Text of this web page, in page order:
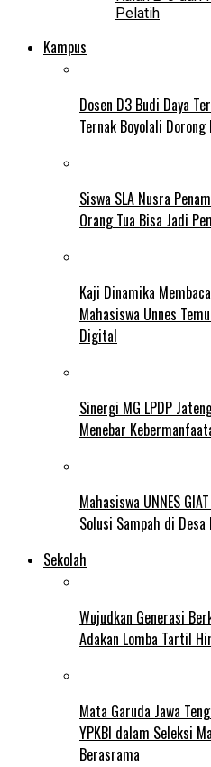
Pelatih
Kampus
Dosen D3 Budi Daya
Ternak Boyolali
Siswa SLA Nusra
Orang Tua Bisa Jadi
Kaji Dinamika
Mahasiswa Unnes
Digital
Sinergi MG LPDP
Menebar
Mahasiswa UNNES
Solusi Sampah di Desa
Sekolah
Wujudkan Generasi
Adakan Lomba Tartil
Mata Garuda Jawa
YPKBI dalam Seleksi
Berasrama